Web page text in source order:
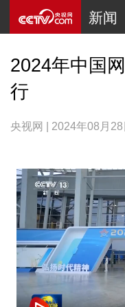
新闻
2024年中国
行
央视网 | 2024年08月